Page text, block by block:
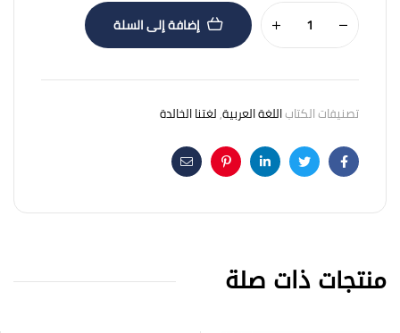
إضافة إلى السلة
تصنيفات الكتاباللغة العربية,لغتنا الخالدة
Facebook
Twitter
Linkedin
Pinterest
Email
منتجات ذات صلة